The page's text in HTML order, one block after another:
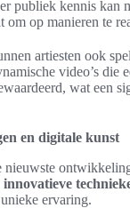
publiek kennis kan
om op manieren te
artiesten ook
video’s die
wat een
en digitale kunst
nieuwste
innovatieve
ervaring.